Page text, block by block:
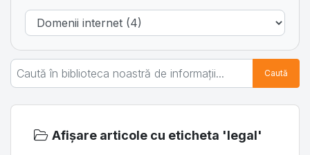
Caută
Afișare articole cu eticheta 'legal'